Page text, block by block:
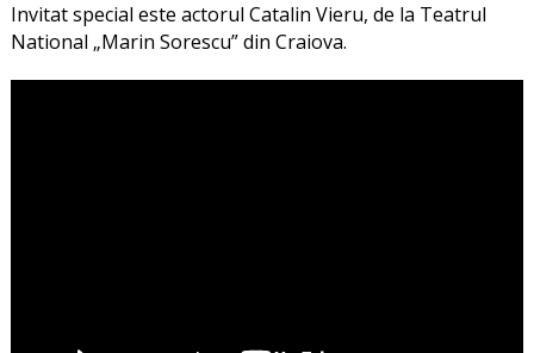
Invitat special este actorul Catalin Vieru, de la Teatrul
National „Marin Sorescu” din Craiova.